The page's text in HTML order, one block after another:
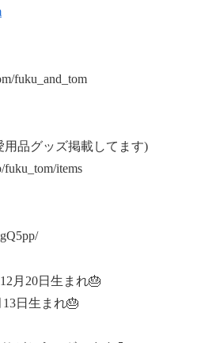
fuku_and_tom
品グッズ掲載してます)
fuku_tom/items
月20日生まれ🎂
13日生まれ🎂